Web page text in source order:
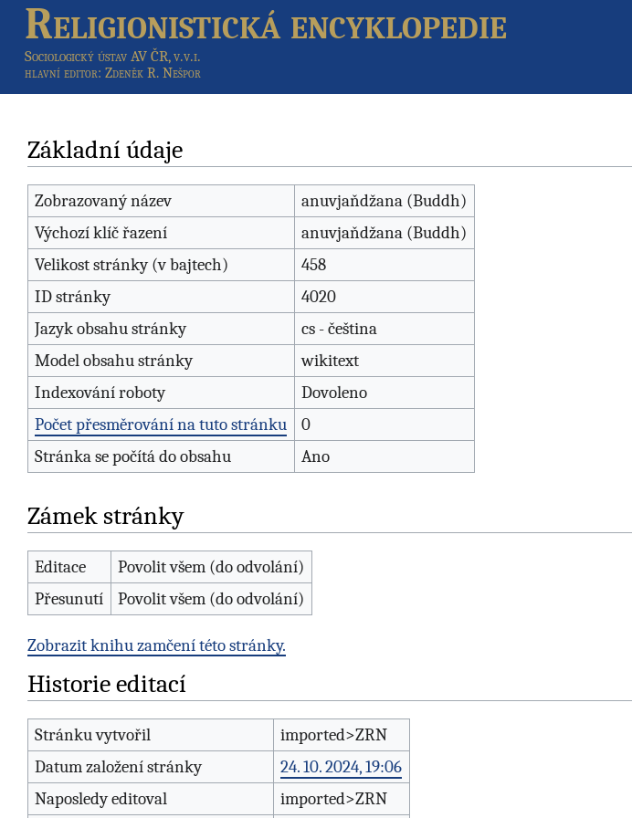
Religionistická encyklopedie
Sociologický ústav AV ČR, v.v.i.
hlavní editor: Zdeněk R. Nešpor
Základní údaje
Zobrazovaný název
anuvjaňdžana (Buddh)
Výchozí klíč řazení
anuvjaňdžana (Buddh)
Velikost stránky (v bajtech)
458
ID stránky
4020
Jazyk obsahu stránky
cs - čeština
Model obsahu stránky
wikitext
Indexování roboty
Dovoleno
Počet přesměrování na tuto stránku
0
Stránka se počítá do obsahu
Ano
Zámek stránky
Editace
Povolit všem (do odvolání)
Přesunutí
Povolit všem (do odvolání)
Zobrazit knihu zamčení této stránky.
Historie editací
Stránku vytvořil
imported>ZRN
Datum založení stránky
24. 10. 2024, 19:06
Naposledy editoval
imported>ZRN